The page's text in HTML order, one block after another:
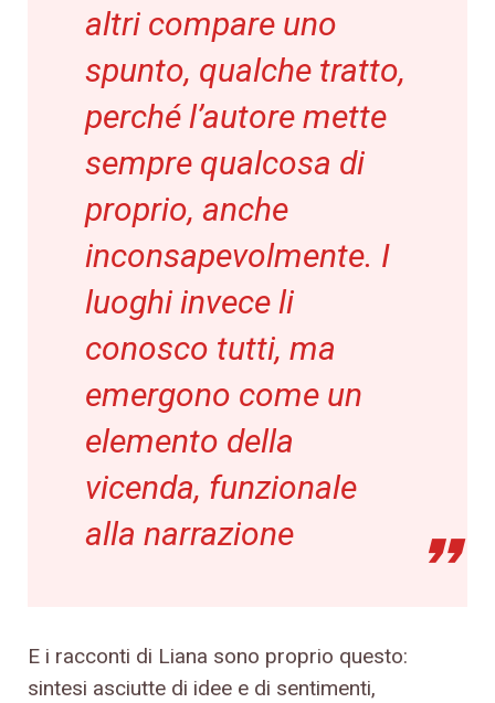
altri compare uno
spunto, qualche tratto,
perché l’autore mette
sempre qualcosa di
proprio, anche
inconsapevolmente. I
luoghi invece li
conosco tutti, ma
emergono come un
elemento della
vicenda, funzionale
alla narrazione
E i racconti di Liana sono proprio questo:
sintesi asciutte di idee e di sentimenti,